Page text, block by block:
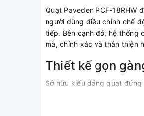
Quạt Paveden PCF-18RHW
người dùng điều chỉnh chế
tiếp. Bên cạnh đó, hệ thống
mà, chính xác và thân thiện
Thiết kế gọn
Sở hữu kiểu dáng quạt